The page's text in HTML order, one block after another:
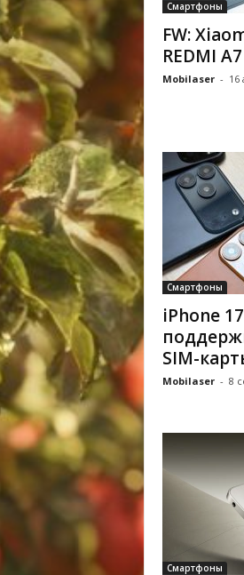
Смартфоны
FW:
REDMI
Mobilaser - 16
Смартфоны
iPhone
SIM-
Mobilaser - 8
Смартфоны